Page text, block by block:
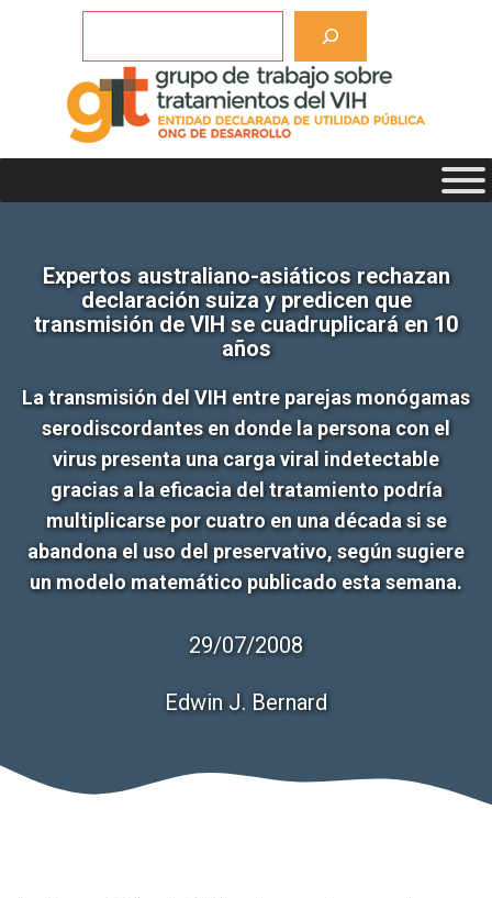
Expertos australiano-asiáticos rechazan
declaración suiza y predicen que
transmisión de VIH se cuadruplicará en 10
años
La transmisión del VIH entre parejas monógamas
serodiscordantes en donde la persona con el
virus presenta una carga viral indetectable
gracias a la eficacia del tratamiento podría
multiplicarse por cuatro en una década si se
abandona el uso del preservativo, según sugiere
un modelo matemático publicado esta semana.
29/07/2008
Edwin J. Bernard